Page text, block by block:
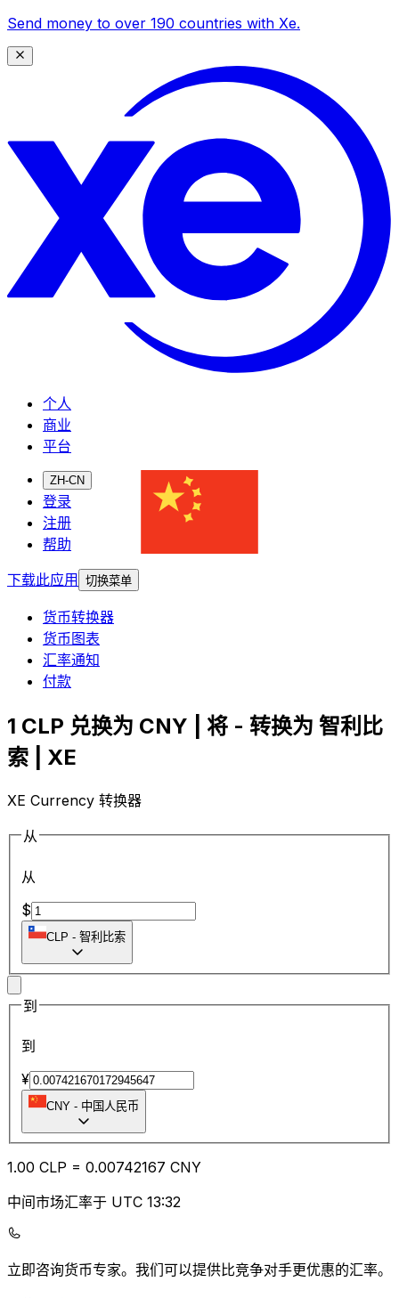
Send money to over 190 countries with Xe.
个人
商业
平台
ZH-CN
登录
注册
帮助
下载此应用
切换菜单
货币转换器
货币图表
汇率通知
付款
1 CLP 兑换为 CNY | 将 - 转换为 智利比
索 | XE
XE Currency 转换器
从
从
$
CLP - 智利比索
到
到
¥
CNY - 中国人民币
1.00 CLP = 0.00742167 CNY
中间市场汇率于 UTC 13:32
立即咨询货币专家。 我们可以提供比竞争对手更优惠的汇率。